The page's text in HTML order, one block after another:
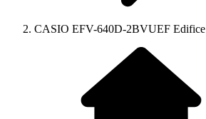
CASIO EFV-640D-2BVUEF Edifice